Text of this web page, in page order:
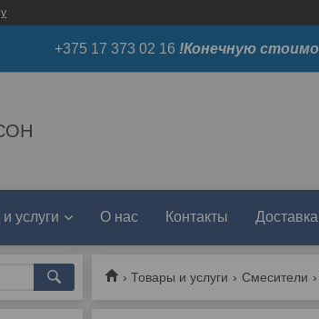
+375 17 373 02 16 !Конечную
услуги О нас Контакты
Товары и услуги Смесители